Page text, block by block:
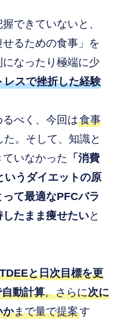
できていないと、
るための食事」を
なったり極端に少
レスで挫折した経験
るべく、今回は食事
た。そして、知識と
いなかった 「消費
いうダイエットの原
て最適なPFCバラ
たまま痩せたいと
と日次目標を更
動計算。さらに次に
かまで量で提案す